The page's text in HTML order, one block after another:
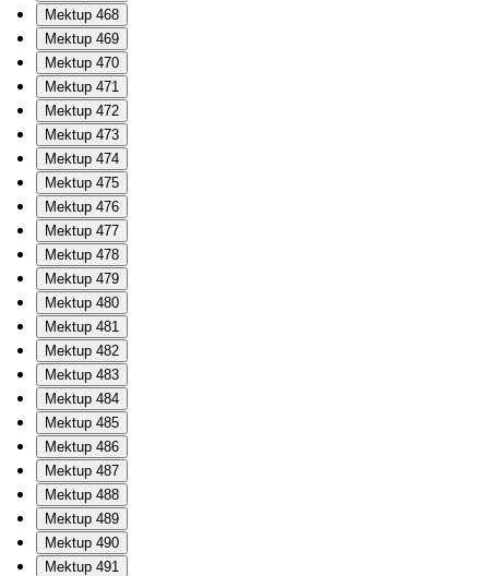
Mektup 468
Mektup 469
Mektup 470
Mektup 471
Mektup 472
Mektup 473
Mektup 474
Mektup 475
Mektup 476
Mektup 477
Mektup 478
Mektup 479
Mektup 480
Mektup 481
Mektup 482
Mektup 483
Mektup 484
Mektup 485
Mektup 486
Mektup 487
Mektup 488
Mektup 489
Mektup 490
Mektup 491